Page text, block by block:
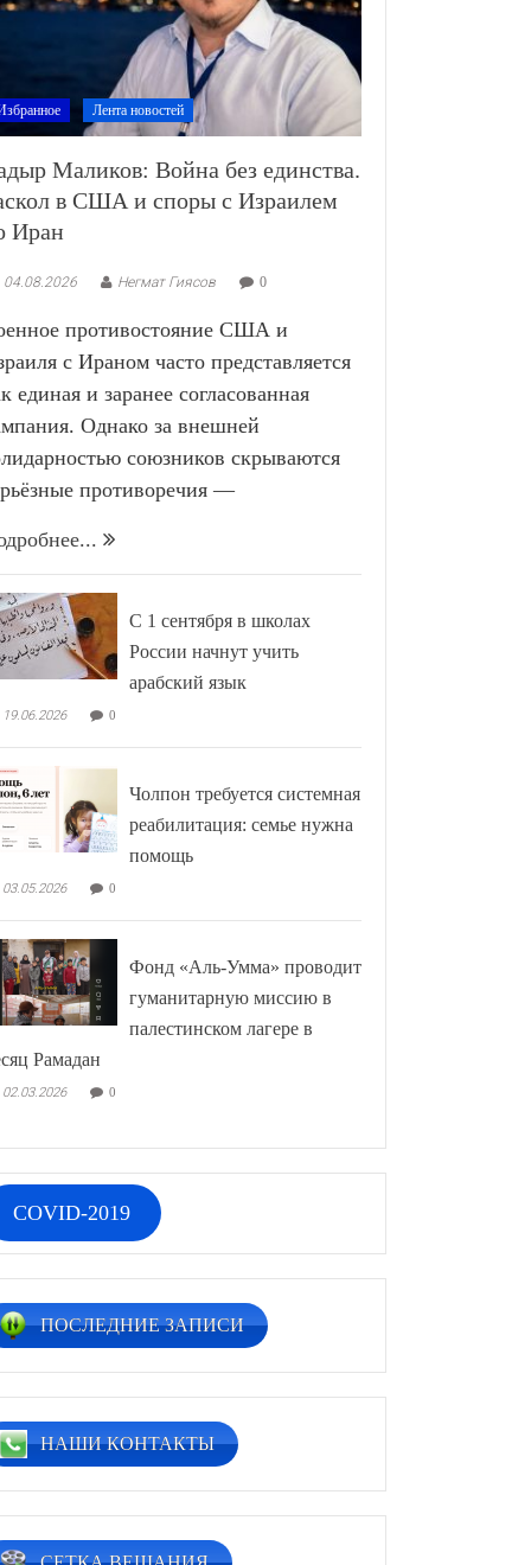
Лента новостей
Маликов: Война без единства.
в США и споры с Израилем
Иран
04.08.2026 Негмат Гиясов 0
противостояние США и
с Ираном часто представляется
единая и заранее согласованная
Однако за внешней
союзников скрываются
противоречия —
С 1 сентября в школах
России начнут учить
арабский язык
19.06.2026 0
Чолпон требуется системная
реабилитация: семье нужна
помощь
03.05.2026 0
Фонд «Аль-Умма» проводит
гуманитарную миссию в
палестинском лагере в
Рамадан
02.03.2026 0
COVID-2019
ПОСЛЕДНИЕ ЗАПИСИ
НАШИ КОНТАКТЫ